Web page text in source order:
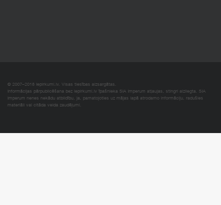
© 2007–2018 Iepirkumi.lv. Visas tiesības aizsargātas.
Informācijas pārpublicēšana bez iepirkumi.lv īpašnieka SIA Imperum atļaujas, stingri aizliegta. SIA
Imperum nenes nekādu atbildību, ja, pamatojoties uz mājas lapā atrodamo informāciju, radušies
materiāli vai citāda veida zaudējumi.